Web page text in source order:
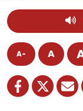
A- A